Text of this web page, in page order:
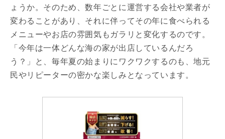
ょうか。そのため、数年ごとに運営する会社や業者が
変わることがあり、それに伴ってその年に食べられる
メニューやお店の雰囲気もガラリと変化するのです。
「今年は一体どんな海の家が出店しているんだろ
う？」と、毎年夏の始まりにワクワクするのも、地元
民やリピーターの密かな楽しみとなっています。